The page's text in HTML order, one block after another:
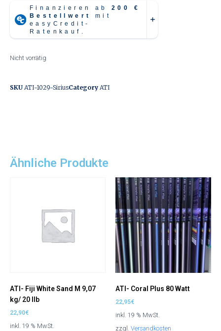
Nicht vorrätig
SKU ATI-1029-SiriusCategory ATI
Ähnliche Produkte
ATI- Fiji White Sand M 9,07
kg/ 20 Ilb
22,90€
inkl. 19 % MwSt.
ATI- Coral Plus 80 Watt
22,95€
inkl. 19 % MwSt.
zzgl. Versandkosten